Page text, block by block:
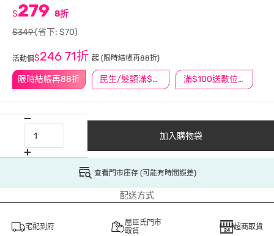
限時結帳再88折 民生/髮類滿$388送舒潔冰巾 滿$100送數位印花
$279 8折
$349(省下: $70)
活動價$246 71折 起 (限時結帳再88折)
加入購物袋
查看門市庫存 (可能有時間誤差)
配送方式
宅配到府
屈臣氏門市
取貨
超商取貨